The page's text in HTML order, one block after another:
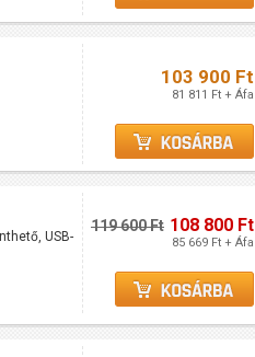
103 900 Ft
81 811 Ft + Áfa
USB-
119 600 Ft 108 800 Ft
85 669 Ft + Áfa